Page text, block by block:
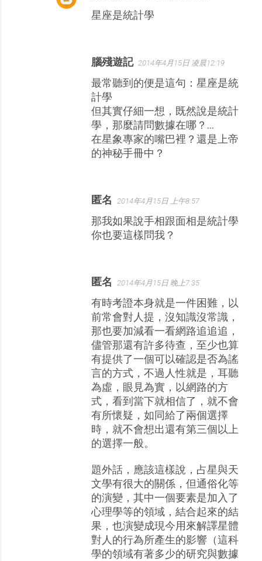
星座是統計學
腦殘遊記 2014年4月15日 凌晨12:19
最常聽到的便是這句：星座是統
計學
但其實仔細一想，既然說是統計
學，那麼請問數據在哪？...
在星象專家的嘴巴裡？還是上帝
的神秘手冊中？
匿名 2014年4月15日 上午8:57
那我如果說手相跟面相是統計學
你也要這樣問我？
匿名 2014年4月15日 晚上7:35
有時考證本身就是一件困難，以
前常會對人提，沒知識沒常識，
那也要加減看一看網路追追追，
儘管那還有許多待查，至少也算
有提供了一個可以確認是否為謠
言的方式，不過人性就是，耳聽
為虛，眼見為實，以網路的方
式，看到當下就相信了，就不會
有所懷疑，如同給了兩個選擇
時，就不會想出還有第三個以上
的選擇一般。
題外話，應該這樣說，占星與天
文學有很大的關係，但通俗化等
的演變，其中一個要素是加入了
心理學等的領域，結合起來的結
果，也演變成現今用來解譯星體
對人的行為所產生的影響（這科
學的領域有著多少的研究與數據